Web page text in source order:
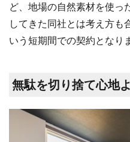
ど、地場の自然素材を使っ
してきた同社とは考え方も
いう短期間での契約となり
無駄を切り捨て心地